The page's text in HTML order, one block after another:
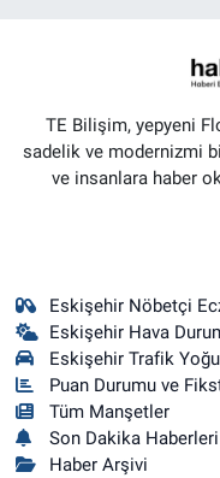
TE Bilişim, yepyeni
sadelik ve modernizmi
ve insanlara haber
Eskişehir Nöbetçi
Eskişehir Hava
Eskişehir Trafik
Puan Durumu ve
Tüm Manşetler
Son Dakika Haberleri
Haber Arşivi